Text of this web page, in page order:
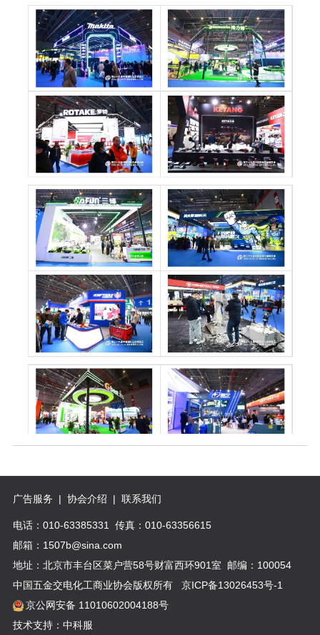
广告服务 | 协会介绍 | 联系我们
电话：010-63385331 传真：010-63356615
邮箱：1507b@sina.com
地址：北京市丰台区菜户营58号财富西环901室 邮编：100054
中国五金交电化工商业协会版权所有
京ICP备13026453号-1
京公网安备 11010602004188号
技术支持：中科服